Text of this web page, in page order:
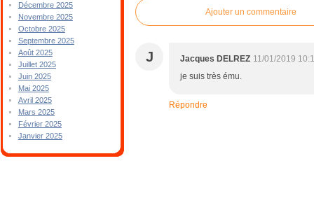
Décembre 2025
Novembre 2025
Octobre 2025
Septembre 2025
Août 2025
Juillet 2025
Juin 2025
Mai 2025
Avril 2025
Mars 2025
Février 2025
Janvier 2025
Ajouter un commentaire
J Jacques DELREZ 11/01/2019
je suis très ému.
Répondre